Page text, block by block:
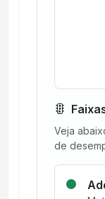
Veja
de